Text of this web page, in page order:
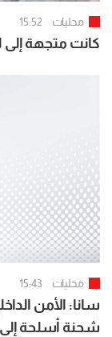
محليات 15:52
كانت متجهة
محليات 15:43
سانا: الأمن
شحنة أسلحة إلى